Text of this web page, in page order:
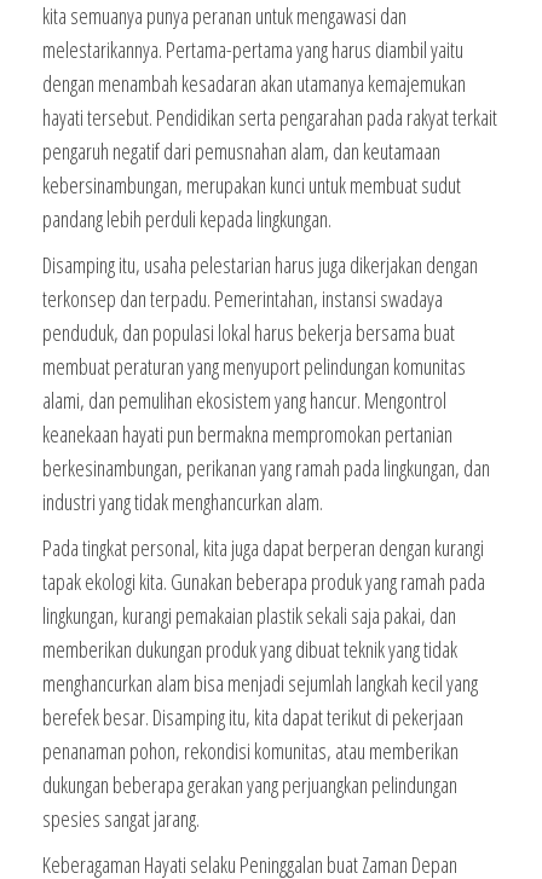
kita semuanya punya peranan untuk mengawasi dan
melestarikannya. Pertama-pertama yang harus diambil yaitu
dengan menambah kesadaran akan utamanya kemajemukan
hayati tersebut. Pendidikan serta pengarahan pada rakyat terkait
pengaruh negatif dari pemusnahan alam, dan keutamaan
kebersinambungan, merupakan kunci untuk membuat sudut
pandang lebih perduli kepada lingkungan.
Disamping itu, usaha pelestarian harus juga dikerjakan dengan
terkonsep dan terpadu. Pemerintahan, instansi swadaya
penduduk, dan populasi lokal harus bekerja bersama buat
membuat peraturan yang menyuport pelindungan komunitas
alami, dan pemulihan ekosistem yang hancur. Mengontrol
keanekaan hayati pun bermakna mempromokan pertanian
berkesinambungan, perikanan yang ramah pada lingkungan, dan
industri yang tidak menghancurkan alam.
Pada tingkat personal, kita juga dapat berperan dengan kurangi
tapak ekologi kita. Gunakan beberapa produk yang ramah pada
lingkungan, kurangi pemakaian plastik sekali saja pakai, dan
memberikan dukungan produk yang dibuat teknik yang tidak
menghancurkan alam bisa menjadi sejumlah langkah kecil yang
berefek besar. Disamping itu, kita dapat terikut di pekerjaan
penanaman pohon, rekondisi komunitas, atau memberikan
dukungan beberapa gerakan yang perjuangkan pelindungan
spesies sangat jarang.
Keberagaman Hayati selaku Peninggalan buat Zaman Depan